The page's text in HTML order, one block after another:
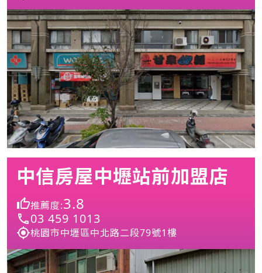
中信房屋中壢站前加盟店
推薦度:3.8
03 459 1013
桃園市中壢區中北路二段79號1樓